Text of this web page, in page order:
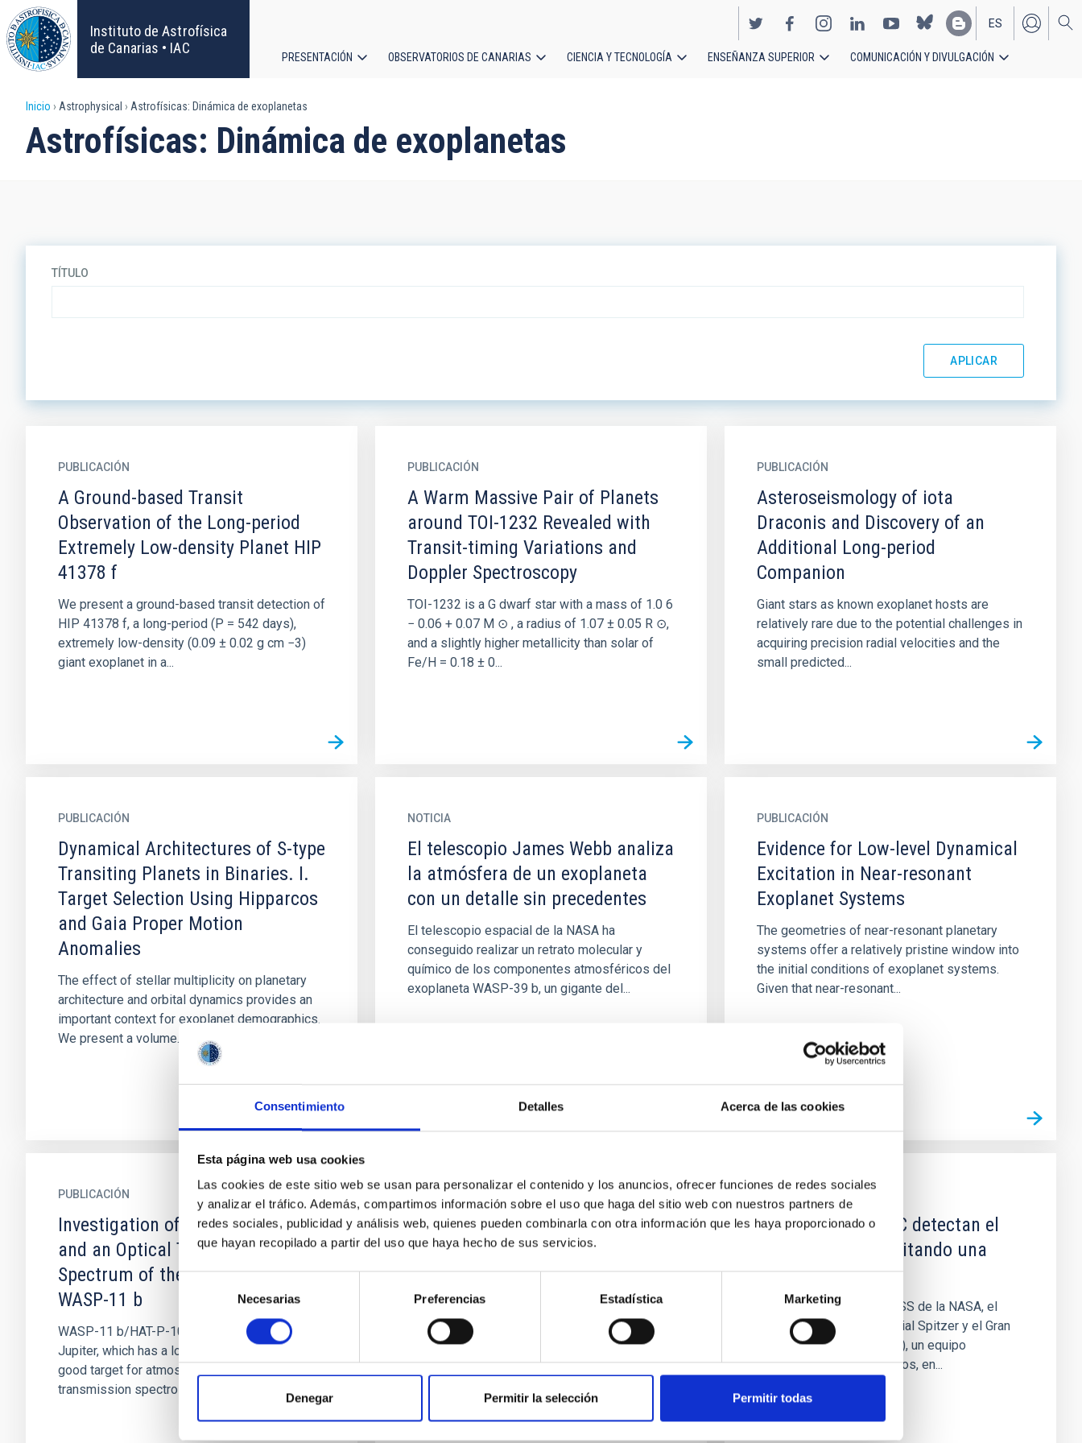
Consentimiento Detalles Acerca de las cookies
Esta página web usa cookies
Las cookies de este sitio web se usan para personalizar el contenido y los anuncios, ofrecer funciones de redes sociales
y analizar el tráfico. Además, compartimos información sobre el uso que haga del sitio web con nuestros partners de
redes sociales, publicidad y análisis web, quienes pueden combinarla con otra información que les haya proporcionado o
que hayan recopilado a partir del uso que haya hecho de sus servicios.
Selección
consentimiento
Necesarias Preferencias Estadística Marketing
Denegar Permitir la selección Permitir todas
Pasar
al
contenido
principal
Instituto de Astrofísica
de Canarias • IAC
EN
ES
principal
PRESENTACIÓN OBSERVATORIOS DE CANARIAS CIENCIA Y TECNOLOGÍA ENSEÑANZA SUPERIOR COMUNICACIÓN Y DIVULGACIÓN
Sobrescribir
enlaces
Inicio Astrophysical Astrofísicas: Dinámica de exoplanetas
Astrofísicas: Dinámica de exoplanetas
TÍTULO
PUBLICACIÓN
A Ground-based Transit
Observation of the Long-period
Extremely Low-density Planet HIP
41378 f
We present a ground-based transit detection of
HIP 41378 f, a long-period (P = 542 days),
extremely low-density (0.09 ± 0.02 g cm −3)
giant exoplanet in a...
PUBLICACIÓN
A Warm Massive Pair of Planets
around TOI-1232 Revealed with
Transit-timing Variations and
Doppler Spectroscopy
TOI-1232 is a G dwarf star with a mass of 1.0 6
− 0.06 + 0.07 M ⊙ , a radius of 1.07 ± 0.05 R ⊙,
and a slightly higher metallicity than solar of
Fe/H = 0.18 ± 0...
PUBLICACIÓN
Asteroseismology of iota
Draconis and Discovery of an
Additional Long-period
Companion
Giant stars as known exoplanet hosts are
relatively rare due to the potential challenges in
acquiring precision radial velocities and the
small predicted...
PUBLICACIÓN
Dynamical Architectures of S-type
Transiting Planets in Binaries. I.
Target Selection Using Hipparcos
and Gaia Proper Motion
Anomalies
The effect of stellar multiplicity on planetary
architecture and orbital dynamics provides an
important context for exoplanet demographics.
We present a volume...
NOTICIA
El telescopio James Webb analiza
la atmósfera de un exoplaneta
con un detalle sin precedentes
El telescopio espacial de la NASA ha
conseguido realizar un retrato molecular y
químico de los componentes atmosféricos del
exoplaneta WASP-39 b, un gigante del...
PUBLICACIÓN
Evidence for Low-level Dynamical
Excitation in Near-resonant
Exoplanet Systems
The geometries of near-resonant planetary
systems offer a relatively pristine window into
the initial conditions of exoplanet systems.
Given that near-resonant...
PUBLICACIÓN
Investigation of Transit Timing
and an Optical Transmission
Spectrum of the Hot Jupiter
WASP-11 b
WASP-11 b/HAT-P-10 b is an inflated hot
Jupiter, which has a low density that makes it a
good target for atmospheric studies using the
transmission spectroscopy...
PUBLICACIÓN
Kepler-1624b Has No Significant
Transit Timing Variations
resonant or near-resonant companions, but
these systems are particularly useful for
constraining planet...
TESS, Spitzer y GTC detectan el
primer planeta orbitando una
enana blanca
Con datos del satélite TESS de la NASA, el
retirado telescopio espacial Spitzer y el Gran
Telescopio Canarias (GTC), un equipo
internacional de astrónomos, en...